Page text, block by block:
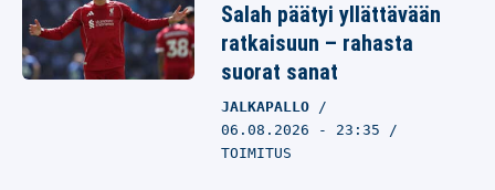
Salah päätyi yllättävään
ratkaisuun – rahasta
suorat sanat
JALKAPALLO
06.08.2026 - 23:35
TOIMITUS